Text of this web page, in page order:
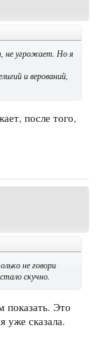
не угрожает. Но я
и верований,
после того,
не говори
скучно.
показать. Это
уже сказала.